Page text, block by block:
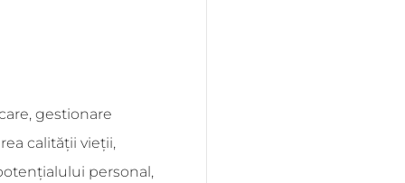
gestionare
calității vieții,
personal,